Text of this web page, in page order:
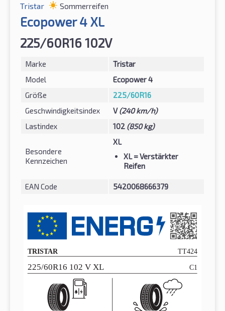
Tristar Sommerreifen
Ecopower 4 XL
225/60R16 102V
Marke
Tristar
Model
Ecopower 4
Größe
225/60R16
Geschwindigkeitsindex
V(240 km/h)
Lastindex
102 (850 kg)
Besondere
Kennzeichen
XL
XL= Verstärkter
Reifen
EAN Code 5420068666379